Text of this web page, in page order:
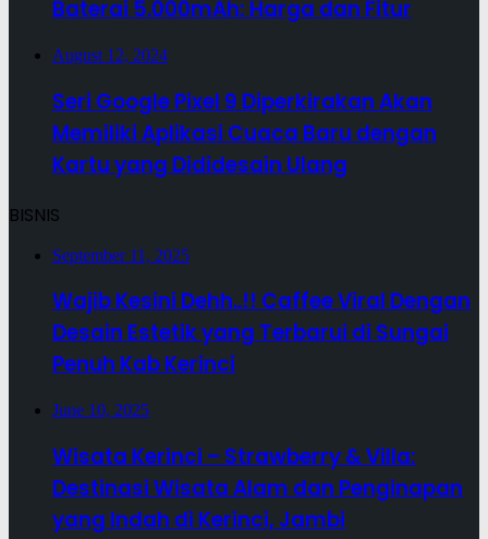
Baterai 5.000mAh: Harga dan Fitur
August 12, 2024
Seri Google Pixel 9 Diperkirakan Akan
Memiliki Aplikasi Cuaca Baru dengan
Kartu yang Dididesain Ulang
BISNIS
September 11, 2025
Wajib Kesini Dehh..!! Caffee Viral Dengan
Desain Estetik yang Terbarui di Sungai
Penuh Kab Kerinci
June 10, 2025
Wisata Kerinci – Strawberry & Villa:
Destinasi Wisata Alam dan Penginapan
yang Indah di Kerinci, Jambi